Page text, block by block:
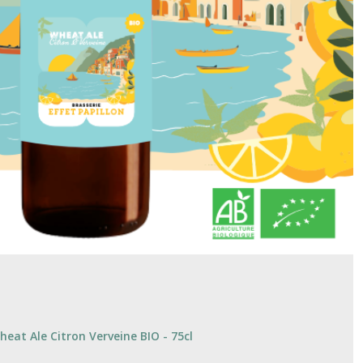
Ale Citron Verveine BIO - 75cl